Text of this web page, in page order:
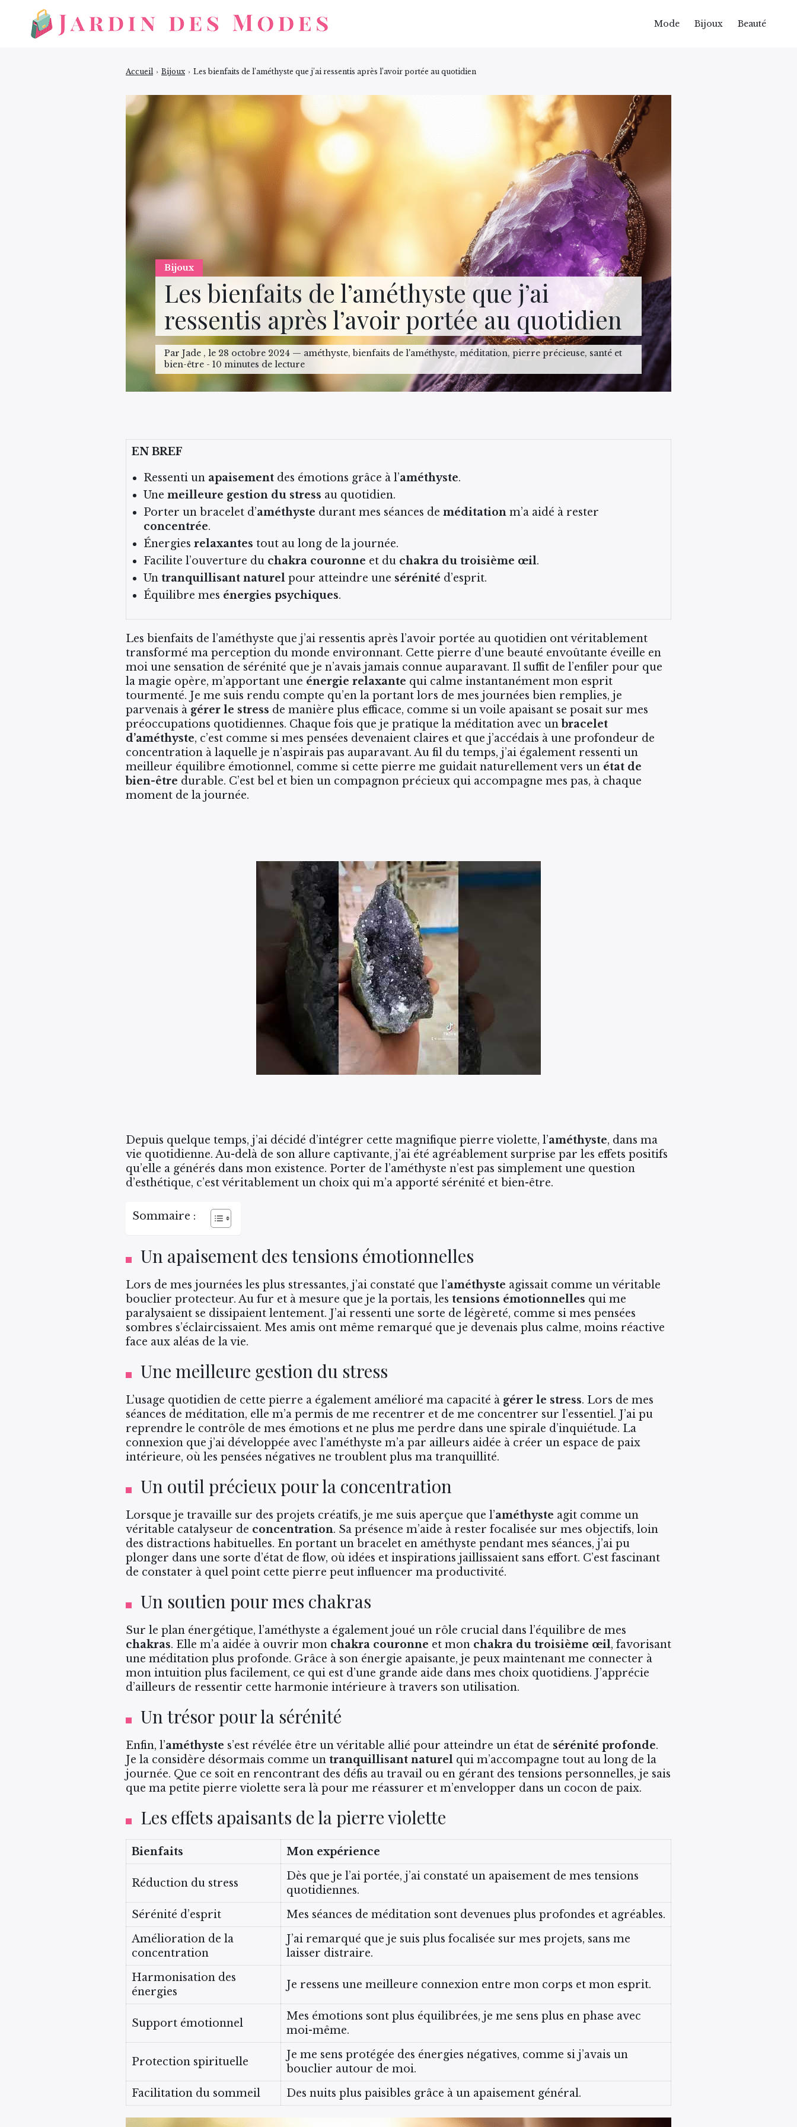
Bijoux
Les bienfaits de l’améthyste que j’ai
ressentis après l’avoir portée au quotidien
Par Jade , le 28 octobre 2024 — améthyste, bienfaits de l'améthyste, méditation, pierre précieuse, santé et
bien-être - 10 minutes de lecture
Accueil › Bijoux › Les bienfaits de l’améthyste que j’ai ressentis après l’avoir portée au quotidien
EN BREF
Ressenti un apaisementdes émotions grâce à l’améthyste.
Une meilleure gestion du stress au quotidien.
Porter un bracelet d’améthyste durant mes séances de méditationm’a aidé à rester
concentrée.
Énergies relaxantes tout au long de la journée.
Facilite l’ouverture du chakra couronne et du chakra du troisième œil.
Un tranquillisant naturelpour atteindre une sérénité d’esprit.
Équilibre mes énergies psychiques.
Les bienfaits de l’améthyste que j’ai ressentis après l’avoir portée au quotidien ont véritablement
transformé ma perception du monde environnant. Cette pierre d’une beauté envoûtante éveille en
moi une sensation de sérénité que je n’avais jamais connue auparavant. Il suffit de l’enfiler pour que
la magie opère, m’apportant une énergie relaxante qui calme instantanément mon esprit
tourmenté. Je me suis rendu compte qu’en la portant lors de mes journées bien remplies, je
parvenais à gérer le stress de manière plus efficace, comme si un voile apaisant se posait sur mes
préoccupations quotidiennes. Chaque fois que je pratique la méditation avec un bracelet
d’améthyste, c’est comme si mes pensées devenaient claires et que j’accédais à une profondeur de
concentration à laquelle je n’aspirais pas auparavant. Au fil du temps, j’ai également ressenti un
meilleur équilibre émotionnel, comme si cette pierre me guidait naturellement vers un état de
bien-être durable. C’est bel et bien un compagnon précieux qui accompagne mes pas, à chaque
moment de la journée.
Depuis quelque temps, j’ai décidé d’intégrer cette magnifique pierre violette, l’améthyste, dans ma
vie quotidienne. Au-delà de son allure captivante, j’ai été agréablement surprise par les effets positifs
qu’elle a générés dans mon existence. Porter de l’améthyste n’est pas simplement une question
d’esthétique, c’est véritablement un choix qui m’a apporté sérénité et bien-être.
Sommaire :
Un apaisement des tensions émotionnelles
Lors de mes journées les plus stressantes, j’ai constaté que l’améthyste agissait comme un véritable
bouclier protecteur. Au fur et à mesure que je la portais, les tensions émotionnelles qui me
paralysaient se dissipaient lentement. J’ai ressenti une sorte de légèreté, comme si mes pensées
sombres s’éclaircissaient. Mes amis ont même remarqué que je devenais plus calme, moins réactive
face aux aléas de la vie.
Une meilleure gestion du stress
L’usage quotidien de cette pierre a également amélioré ma capacité à gérer le stress. Lors de mes
séances de méditation, elle m’a permis de me recentrer et de me concentrer sur l’essentiel. J’ai pu
reprendre le contrôle de mes émotions et ne plus me perdre dans une spirale d’inquiétude. La
connexion que j’ai développée avec l’améthyste m’a par ailleurs aidée à créer un espace de paix
intérieure, où les pensées négatives ne troublent plus ma tranquillité.
Un outil précieux pour la concentration
Lorsque je travaille sur des projets créatifs, je me suis aperçue que l’améthyste agit comme un
véritable catalyseur de concentration. Sa présence m’aide à rester focalisée sur mes objectifs, loin
des distractions habituelles. En portant un bracelet en améthyste pendant mes séances, j’ai pu
plonger dans une sorte d’état de flow, où idées et inspirations jaillissaient sans effort. C’est fascinant
de constater à quel point cette pierre peut influencer ma productivité.
Un soutien pour mes chakras
Sur le plan énergétique, l’améthyste a également joué un rôle crucial dans l’équilibre de mes
chakras. Elle m’a aidée à ouvrir mon chakra couronne et mon chakra du troisième œil, favorisant
une méditation plus profonde. Grâce à son énergie apaisante, je peux maintenant me connecter à
mon intuition plus facilement, ce qui est d’une grande aide dans mes choix quotidiens. J’apprécie
d’ailleurs de ressentir cette harmonie intérieure à travers son utilisation.
Un trésor pour la sérénité
Enfin, l’améthyste s’est révélée être un véritable allié pour atteindre un état de sérénité profonde.
Je la considère désormais comme un tranquillisant naturel qui m’accompagne tout au long de la
journée. Que ce soit en rencontrant des défis au travail ou en gérant des tensions personnelles, je sais
que ma petite pierre violette sera là pour me réassurer et m’envelopper dans un cocon de paix.
Les effets apaisants de la pierre violette
Bienfaits Mon expérience
Réduction du stress
Dès que je l’ai portée, j’ai constaté un apaisement de mes tensions
quotidiennes.
Sérénité d’esprit
Mes séances de méditation sont devenues plus profondes et agréables.
Amélioration de la
concentration
J’ai remarqué que je suis plus focalisée sur mes projets, sans me
laisser distraire.
Harmonisation des
énergies
Je ressens une meilleure connexion entre mon corps et mon esprit.
Support émotionnel
Mes émotions sont plus équilibrées, je me sens plus en phase avec
moi-même.
Protection spirituelle
Je me sens protégée des énergies négatives, comme si j’avais un
bouclier autour de moi.
Facilitation du sommeil
Des nuits plus paisibles grâce à un apaisement général.
Mode Bijoux Beauté